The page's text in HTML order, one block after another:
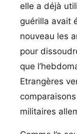
elle a déjà
guérilla avait
nouveau les
pour
que
Etrangères
militaires